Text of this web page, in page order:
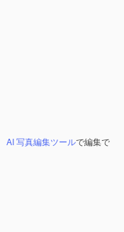
AI 写真編集ツールで編集で